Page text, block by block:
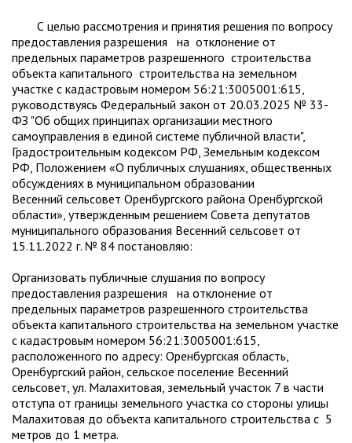
С целью рассмотрения и принятия решения по вопросу
предоставления разрешения на отклонение от
предельных параметров разрешенного строительства
объекта капитального строительства на земельном
участке с кадастровым номером 56:21:3005001:615,
руководствуясь Федеральный закон от 20.03.2025 № 33-
ФЗ "Об общих принципах организации местного
самоуправления в единой системе публичной власти",
Градостроительным кодексом РФ, Земельным кодексом
РФ, Положением «О публичных слушаниях, общественных
обсуждениях в муниципальном образовании
Весенний сельсовет Оренбургского района Оренбургской
области», утвержденным решением Совета депутатов
муниципального образования Весенний сельсовет от
15.11.2022 г. № 84 постановляю:
Организовать публичные слушания по вопросу
предоставления разрешения на отклонение от
предельных параметров разрешенного строительства
объекта капитального строительства на земельном участке
с кадастровым номером 56:21:3005001:615,
расположенного по адресу: Оренбургская область,
Оренбургский район, сельское поселение Весенний
сельсовет, ул. Малахитовая, земельный участок 7 в части
отступа от границы земельного участка со стороны улицы
Малахитовая до объекта капитального строительства с 5
метров до 1 метра.